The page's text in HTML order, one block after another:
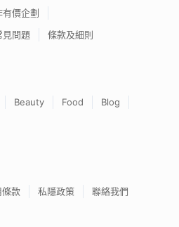
有價企劃
見問題 條款及細則
Beauty Food
Blog
條款 私隱政策 聯絡我們